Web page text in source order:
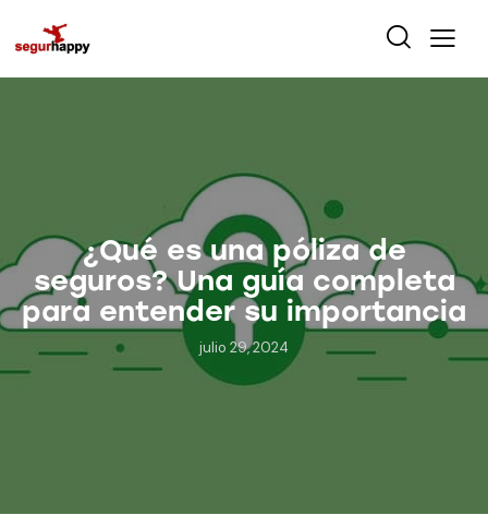
¿Qué es una póliza de
seguros? Una guía completa
para entender su importancia
julio 29, 2024